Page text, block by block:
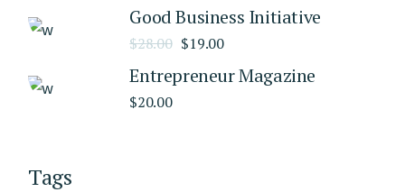
Good Business Initiative
$28.00 $19.00
Entrepreneur Magazine
$20.00
Tags